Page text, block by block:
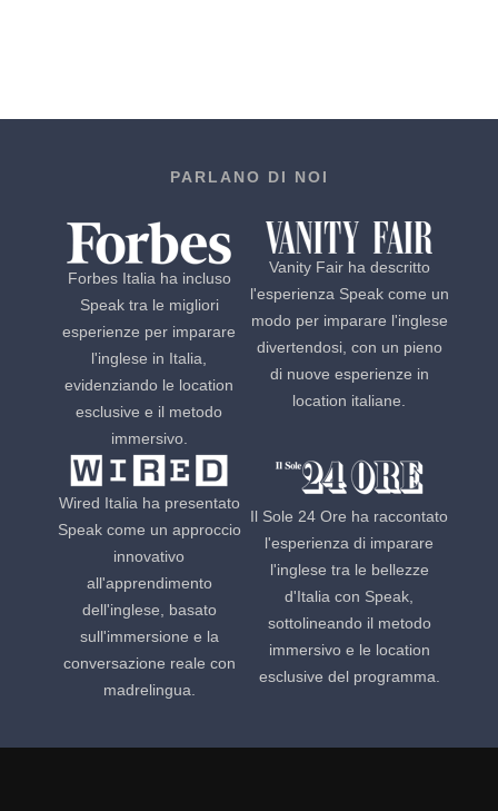
PARLANO DI NOI
Forbes Italia ha incluso
Speak tra le migliori
esperienze per imparare
l'inglese in Italia,
evidenziando le location
esclusive e il metodo
immersivo.
Vanity Fair ha descritto
l'esperienza Speak come un
modo per imparare l'inglese
divertendosi, con un pieno
di nuove esperienze in
location italiane.
Wired Italia ha presentato
Speak come un approccio
innovativo
all'apprendimento
dell'inglese, basato
sull'immersione e la
conversazione reale con
madrelingua.
Il Sole 24 Ore ha raccontato
l'esperienza di imparare
l'inglese tra le bellezze
d'Italia con Speak,
sottolineando il metodo
immersivo e le location
esclusive del programma.